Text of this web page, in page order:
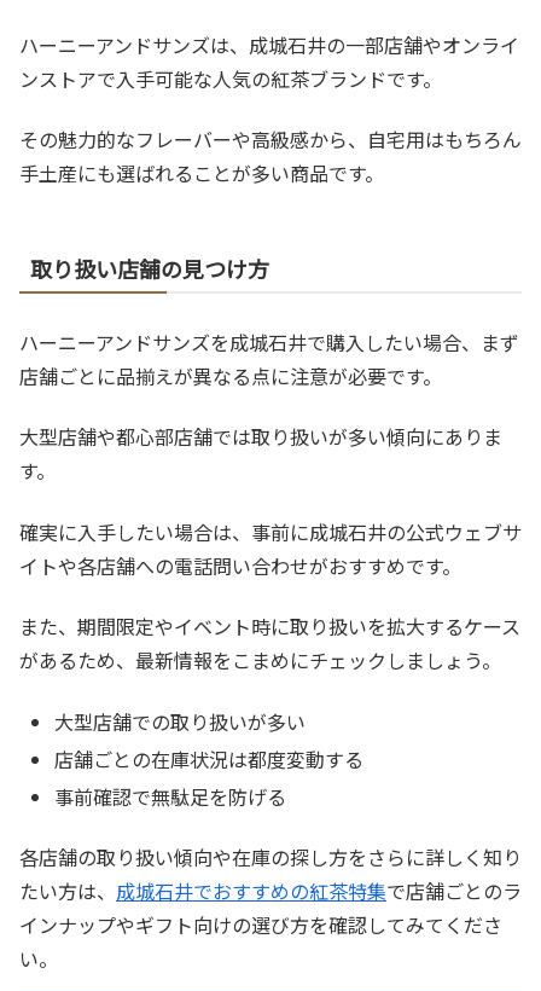
ハーニーアンドサンズは、成城石井の一部店舗やオンライ
ンストアで入手可能な人気の紅茶ブランドです。
その魅力的なフレーバーや高級感から、自宅用はもちろん
手土産にも選ばれることが多い商品です。
取り扱い店舗の見つけ方
ハーニーアンドサンズを成城石井で購入したい場合、まず
店舗ごとに品揃えが異なる点に注意が必要です。
大型店舗や都心部店舗では取り扱いが多い傾向にありま
す。
確実に入手したい場合は、事前に成城石井の公式ウェブサ
イトや各店舗への電話問い合わせがおすすめです。
また、期間限定やイベント時に取り扱いを拡大するケース
があるため、最新情報をこまめにチェックしましょう。
大型店舗での取り扱いが多い
店舗ごとの在庫状況は都度変動する
事前確認で無駄足を防げる
各店舗の取り扱い傾向や在庫の探し方をさらに詳しく知り
たい方は、 成城石井でおすすめの紅茶特集で店舗ごとのラ
インナップやギフト向けの選び方を確認してみてくださ
い。